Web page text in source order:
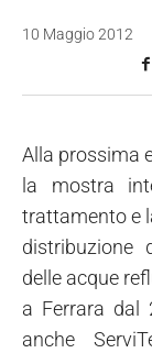
10 Maggio 2012
Alla prossima
la mostra
trattamento e
distribuzione
delle acque
a Ferrara dal
anche